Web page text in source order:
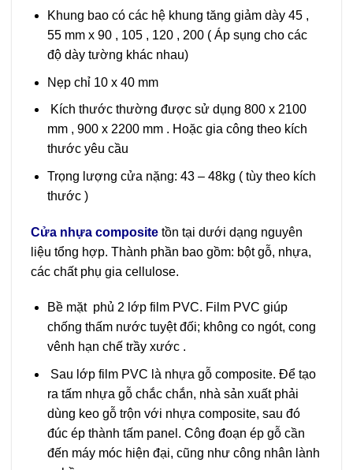
Khung bao có các hệ khung tăng giảm dày 45 ,
55 mm x 90 , 105 , 120 , 200 ( Áp sụng cho các
độ dày tường khác nhau)
Nẹp chỉ 10 x 40 mm
Kích thước thường được sử dụng 800 x 2100
mm , 900 x 2200 mm . Hoặc gia công theo kích
thước yêu cầu
Trọng lượng cửa nặng: 43 – 48kg ( tùy theo kích
thước )
Cửa nhựa composite tồn tại dưới dạng nguyên
liệu tổng hợp. Thành phần bao gồm: bột gỗ, nhựa,
các chất phụ gia cellulose.
Bề mặt phủ 2 lớp film PVC. Film PVC giúp
chống thấm nước tuyệt đối; không co ngót, cong
vênh hạn chế trầy xước .
Sau lớp film PVC là nhựa gỗ composite. Để tạo
ra tấm nhựa gỗ chắc chắn, nhà sản xuất phải
dùng keo gỗ trộn với nhựa composite, sau đó
đúc ép thành tấm panel. Công đoạn ép gỗ cần
đến máy móc hiện đại, cũng như công nhân lành